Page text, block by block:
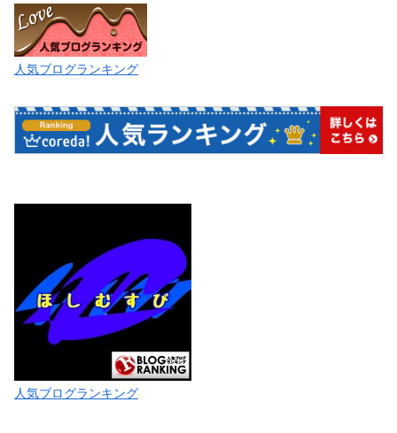
人気ブログランキング
人気ブログランキング